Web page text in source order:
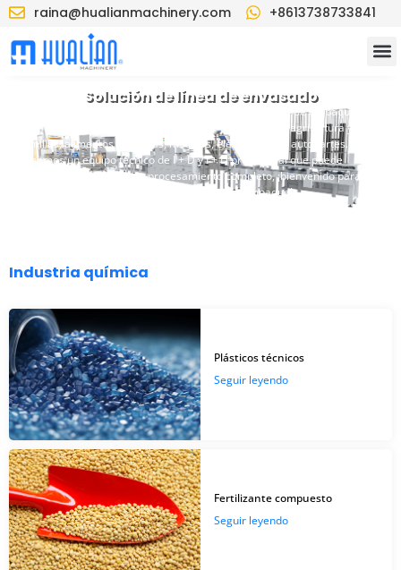
raina@hualianmachinery.com +8613738733841
Solución de línea de envasado
HualianPack tiene una amplia experiencia en las líneas de empaque en
las industrias de productos químicos, de alimentación, agricultura y
semillas, alimentos y bebidas, médicos, eléctricos y de autopartes.
Tenemos un equipo técnico de I + D y I + D profesional que puede
proporcionar servicios de procesamiento completo, ¡bienvenido para
personalizar nuestras soluciones de línea de empaque!
Industria química
Plásticos técnicos
Seguir leyendo
Fertilizante compuesto
Seguir leyendo